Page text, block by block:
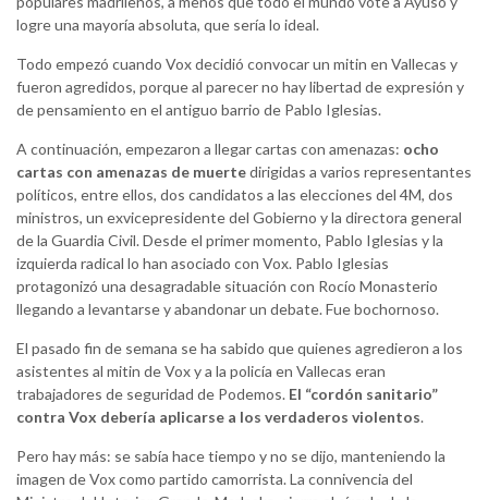
logre una mayoría absoluta, que sería lo ideal.
Todo empezó cuando Vox decidió convocar un mitin en Vallecas y
fueron agredidos, porque al parecer no hay libertad de expresión y
de pensamiento en el antiguo barrio de Pablo Iglesias.
A continuación, empezaron a llegar cartas con amenazas: ocho
cartas con amenazas de muertedirigidas a varios representantes
políticos, entre ellos, dos candidatos a las elecciones del 4M, dos
ministros, un exvicepresidente del Gobierno y la directora general
de la Guardia Civil. Desde el primer momento, Pablo Iglesias y la
izquierda radical lo han asociado con Vox. Pablo Iglesias
protagonizó una desagradable situación con Rocío Monasterio
llegando a levantarse y abandonar un debate. Fue bochornoso.
El pasado fin de semana se ha sabido que quienes agredieron a los
asistentes al mitin de Vox y a la policía en Vallecas eran
trabajadores de seguridad de Podemos. El “cordón sanitario”
contra Vox debería aplicarse a los verdaderos violentos.
Pero hay más: se sabía hace tiempo y no se dijo, manteniendo la
imagen de Vox como partido camorrista. La connivencia del